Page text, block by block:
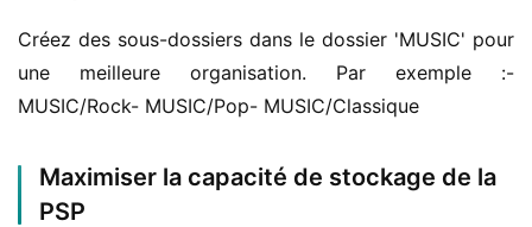
Créez des sous-dossiers dans le dossier 'MUSIC' pour
une meilleure organisation. Par exemple :-
MUSIC/Rock- MUSIC/Pop- MUSIC/Classique
Maximiser la capacité de stockage de la
PSP